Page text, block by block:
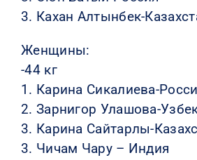
3. Кахан Алтынбек-
Женщины:
-44 кг
1. Карина Сикалиева-
2. Зарнигор Улашова-
3. Карина Сайтарлы-
3. Чичам Чару – Индия